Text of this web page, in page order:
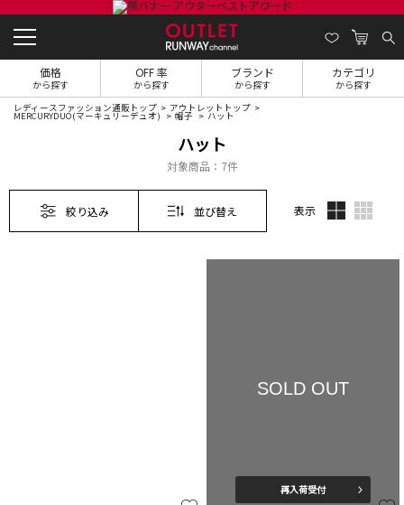
価格
から探す
OFF 率
から探す
ブランド
から探す
カテゴリ
から探す
レディースファッション通販トップ アウトレットトップ
MERCURYDUO(マーキュリーデュオ) 帽子 ハット
ハット
対象商品： 7件
絞り込み 並び替え 表示
SOLD OUT
再入荷受付